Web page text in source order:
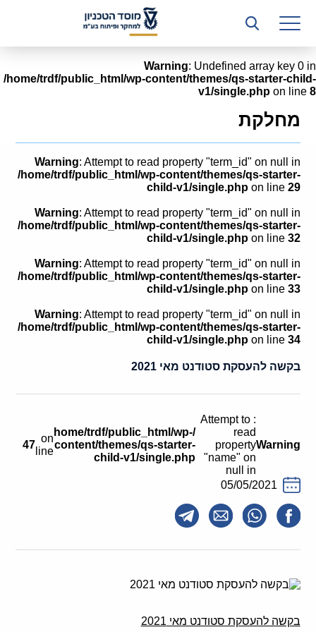
רשות המחקר
היחידה העסקית (T3)
קשרי תעשייה
ביה”ס ללימודי המשך
המכון הישראלי לטכנולוגיות ייצור חומרים
משאבי אנוש
כספים וכלכלה
המחלקה המשפטית
מחלקת תפעול
קולות קוראים
English
Warning: Undefined array key 0 in
/home/trdf/public_html/wp-content/themes/qs-starter-child-
v1/single.php on line 8
מחלקת
Warning: Attempt to read property "term_id" on null in
/home/trdf/public_html/wp-content/themes/qs-starter-
child-v1/single.phpon line 29
Warning: Attempt to read property "term_id" on null in
/home/trdf/public_html/wp-content/themes/qs-starter-
child-v1/single.phpon line 32
Warning: Attempt to read property "term_id" on null in
/home/trdf/public_html/wp-content/themes/qs-starter-
child-v1/single.phpon line 33
Warning: Attempt to read property "term_id" on null in
/home/trdf/public_html/wp-content/themes/qs-starter-
child-v1/single.phpon line 34
בקשה להעסקת סטודנט מאי 2021
Warning
: Attempt to
read
property
"name" on
null in
/home/trdf/public_html/wp-
content/themes/qs-starter-
child-v1/single.php
on
line
47
05/05/2021
בקשה להעסקת סטודנט מאי 2021